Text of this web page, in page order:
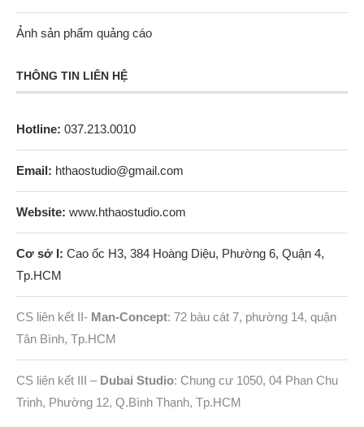
Ảnh sản phẩm quảng cáo
THÔNG TIN LIÊN HỆ
Hotline: 037.213.0010
Email: hthaostudio@gmail.com
Website: www.hthaostudio.com
Cơ sở I: Cao ốc H3, 384 Hoàng Diệu, Phường 6, Quận 4,
Tp.HCM
CS liên kết II- Man-Concept: 72 bàu cát 7, phường 14, quận
Tân Bình, Tp.HCM
CS liên kết III – Dubai Studio: Chung cư 1050, 04 Phan Chu
Trinh, Phường 12, Q.Bình Thạnh, Tp.HCM